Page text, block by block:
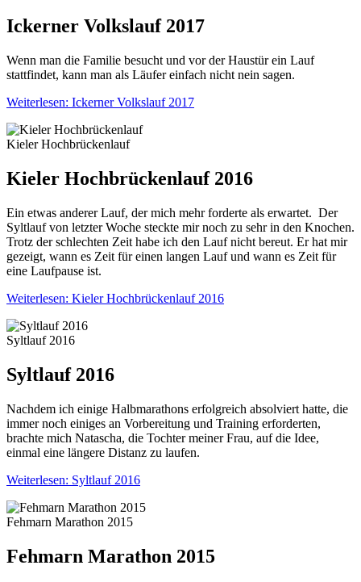
Ickerner Volkslauf 2017
Wenn man die Familie besucht und vor der Haustür ein Lauf
stattfindet, kann man als Läufer einfach nicht nein sagen.
Weiterlesen: Ickerner Volkslauf 2017
Kieler Hochbrückenlauf
Kieler Hochbrückenlauf 2016
Ein etwas anderer Lauf, der mich mehr forderte als erwartet. Der
Syltlauf von letzter Woche steckte mir noch zu sehr in den Knochen.
Trotz der schlechten Zeit habe ich den Lauf nicht bereut. Er hat mir
gezeigt, wann es Zeit für einen langen Lauf und wann es Zeit für
eine Laufpause ist.
Weiterlesen: Kieler Hochbrückenlauf 2016
Syltlauf 2016
Syltlauf 2016
Nachdem ich einige Halbmarathons erfolgreich absolviert hatte, die
immer noch einiges an Vorbereitung und Training erforderten,
brachte mich Natascha, die Tochter meiner Frau, auf die Idee,
einmal eine längere Distanz zu laufen.
Weiterlesen: Syltlauf 2016
Fehmarn Marathon 2015
Fehmarn Marathon 2015